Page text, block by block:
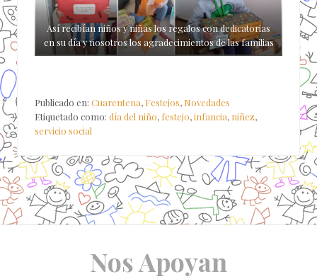
Así recibían niños y niñas los regalos con dedicatorias
en su día y nosotros los agradecimientos de las familias
Publicado en: Cuarentena, Festejos, Novedades
Etiquetado como: día del niño, festejo,infancia, niñez,
servicio social
Nos Apoyan